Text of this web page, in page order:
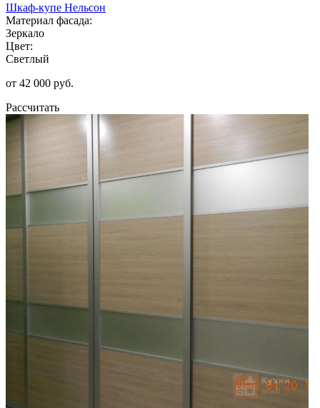
Шкаф-купе Нельсон
Материал фасада:
Зеркало
Цвет:
Светлый
от 42 000 руб.
Рассчитать